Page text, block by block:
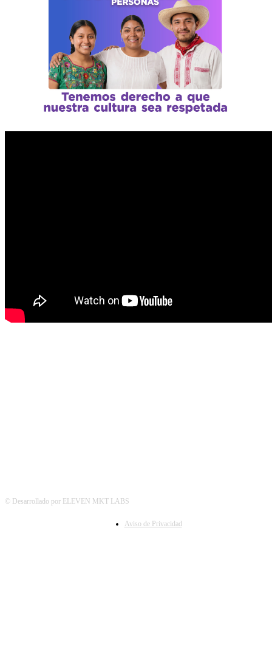
© Desarrollado por ELEVEN MKT LABS
Aviso de Privacidad